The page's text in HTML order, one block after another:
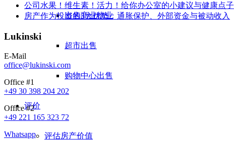
出售商业物业
超市出售
购物中心出售
评价
评估房产价值
公司水果！维生素！活力！给你办公室的小建议与健康点子
房产作为投资的3大优势：通胀保护、外部资金与被动收入
Lukinski
E-Mail
office@lukinski.com
Office #1
+49 30 398 204 202
Office #2
+49 221 165 323 72
Whatsapp